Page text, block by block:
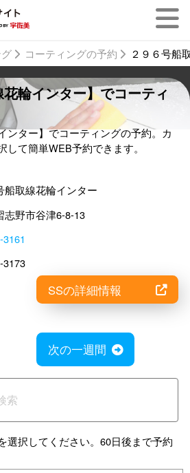
コーティングの予約 ２９６号船
花輪インター】でコーティ
ンター】でコーティングの予約。カ
して簡単WEB予約できます。
船取線花輪インター
志野市谷津6-8-13
3173
SSの詳細情報
次の一週間
選択してください。60日後まで予約